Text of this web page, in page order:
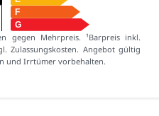
gegen Mehrpreis. ¹Barpreis inkl.
Zulassungskosten. Angebot gültig
und Irrtümer vorbehalten.